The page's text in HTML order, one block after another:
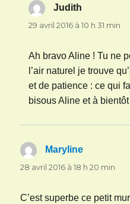
Judith
29 avril 2016 à 10 h 31 min
Ah bravo Aline ! Tu ne
l’air naturel je trouve
et de patience : ce qui
bisous Aline et à bientôt
Maryline
28 avril 2016 à 18 h 20 min
C’est superbe ce petit